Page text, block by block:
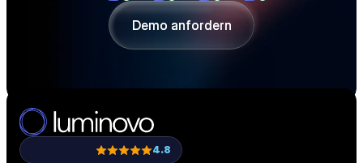
passgenau digitalisieren.
Demo anfordern
Demo anfordern
4.8